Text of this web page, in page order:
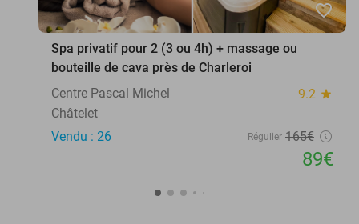
favorite_border
Spa privatif pour 2 (3 ou 4h) + massage ou
bouteille de cava près de Charleroi
Centre Pascal Michel
9.2 star
Châtelet
Vendu : 26
Régulier 165€
89€